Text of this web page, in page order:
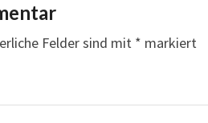
Felder sind mit * markiert